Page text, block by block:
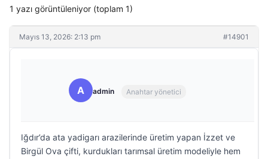
1 yazı görüntüleniyor (toplam 1)
Mayıs 13, 2026: 2:13 pm #14901
A admin Anahtar yönetici
Iğdır’da ata yadigarı arazilerinde üretim yapan İzzet ve
Birgül Ova çifti, kurdukları tarımsal üretim modeliyle hem